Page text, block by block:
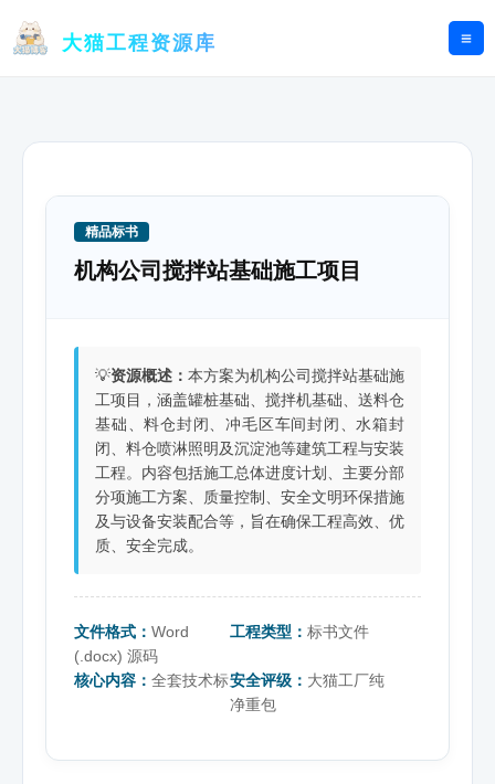
大猫工程资源库
精品标书
机构公司搅拌站基础施工项目
💡资源概述： 本方案为机构公司搅拌站基础施
工项目，涵盖罐桩基础、搅拌机基础、送料仓
基础、料仓封闭、冲毛区车间封闭、水箱封
闭、料仓喷淋照明及沉淀池等建筑工程与安装
工程。内容包括施工总体进度计划、主要分部
分项施工方案、质量控制、安全文明环保措施
及与设备安装配合等，旨在确保工程高效、优
质、安全完成。
文件格式： Word
(.docx) 源码
工程类型：标书文件
核心内容： 全套技术标安全评级： 大猫工厂纯
净重包